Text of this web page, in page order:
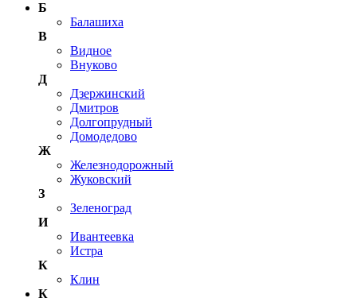
Б
Балашиха
В
Видное
Внуково
Д
Дзержинский
Дмитров
Долгопрудный
Домодедово
Ж
Железнодорожный
Жуковский
З
Зеленоград
И
Ивантеевка
Истра
К
Клин
К